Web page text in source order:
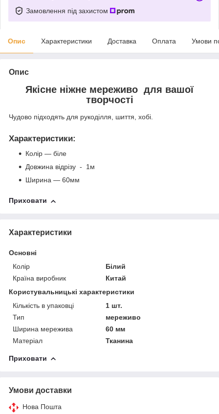
Замовлення під захистом
Опис Характеристики Доставка Оплата Умови
Опис
Якісне ніжне мереживо для вашої
творчості
Чудово підходять для рукоділля, шиття, хобі.
Характеристики:
Колір — біле
Довжина відрізу - 1м
Ширина — 60мм
Приховати
Характеристики
Основні
Колір
Білий
Країна виробник
Китай
Користувальницькі характеристики
Кількість в упаковці
1 шт.
Тип
мереживо
Ширина мережива
60 мм
Матеріал
Тканина
Приховати
Умови доставки
Нова Пошта